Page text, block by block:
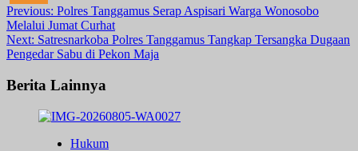
Post
navigation
Previous: Polres Tanggamus Serap Aspisari Warga Wonosobo
Melalui Jumat Curhat
Next: Satresnarkoba Polres Tanggamus Tangkap Tersangka Dugaan
Pengedar Sabu di Pekon Maja
Berita Lainnya
Hukum